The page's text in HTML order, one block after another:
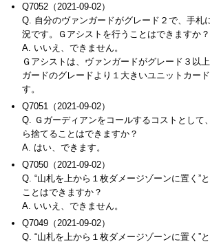
Q7052（2021-09-02）
Q. 自分のヴァンガードがグレード２で、手札
況です。Ｇアシストを行うことはできますか？
A. いいえ、できません。
Ｇアシストは、ヴァンガードがグレード３以
ガードのグレードより１大きいユニットカー
す。
Q7051（2021-09-02）
Q. Ｇガーディアンをコールするコストとして
ら捨てることはできますか？
A. はい、できます。
Q7050（2021-09-02）
Q. “山札を上から１枚ダメージゾーンに置く”
ことはできますか？
A. いいえ、できません。
Q7049（2021-09-02）
Q. “山札を上から１枚ダメージゾーンに置く”